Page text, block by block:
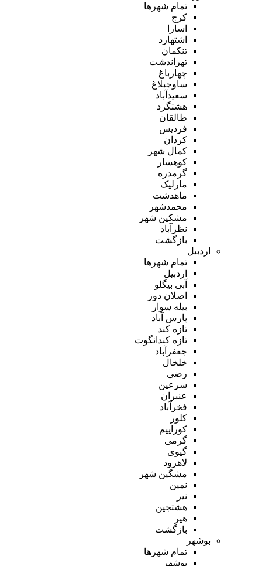
تمام شهر‌ها
کرج
اسارا
اشتهارد
تنکمان
تهراندشت
چهارباغ
ساوجبلاغ
سعیدآباد
هشتگرد
طالقان
فردیس
کردان
کمال شهر
کوهسار
گرمدره
مارلیک
ماهدشت
محمدشهر
مشکین شهر
نظرآباد
بازگشت
اردبیل
تمام شهر‌ها
اردبیل
آبی بیگلو
اصلان دوز
بیله سوار
پارس آباد
تازه کند
تازه کندانگوت
جعفرآباد
خلخال
رضی
سرعین
عنبران
فخرآباد
کلور
کوراییم
گرمی
گیوی
لاهرود
مشگین شهر
نمین
نیر
هشتجین
هیر
بازگشت
بوشهر
تمام شهر‌ها
بوشهر